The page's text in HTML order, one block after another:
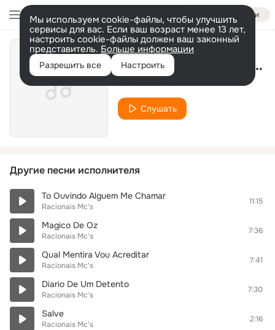
Войти
Мы используем cookie-файлы, чтобы улучшить
сервисы для вас. Если ваш возраст менее 13 лет,
настроить cookie-файлы должен ваш законный
представитель. Больше информации
Разрешить все Настроить Formula Magica Da Paz
Слушать
Другие песни исполнителя
To Ouvindo Alguem Me Chamar
Racionais Mc's
11:15
Magico De Oz
Racionais Mc's
7:36
Qual Mentira Vou Acreditar
Racionais Mc's
7:41
Diario De Um Detento
Racionais Mc's
7:30
Salve
Racionais Mc's
2:16